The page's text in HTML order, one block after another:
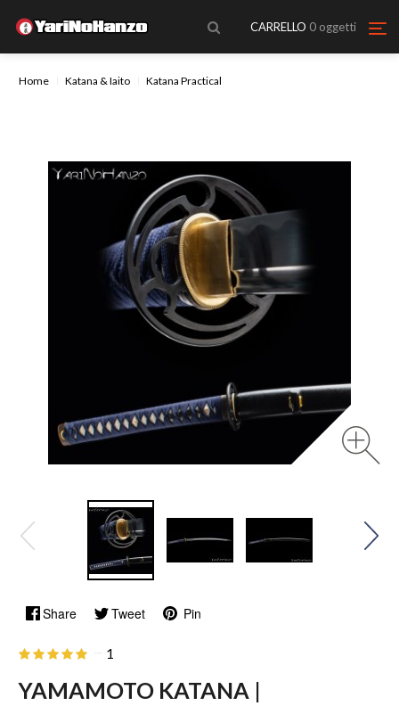
CARRELLO 0 oggetti
Home Katana & Iaito Katana Practical
Share Tweet Pin
1
YAMAMOTO KATANA |